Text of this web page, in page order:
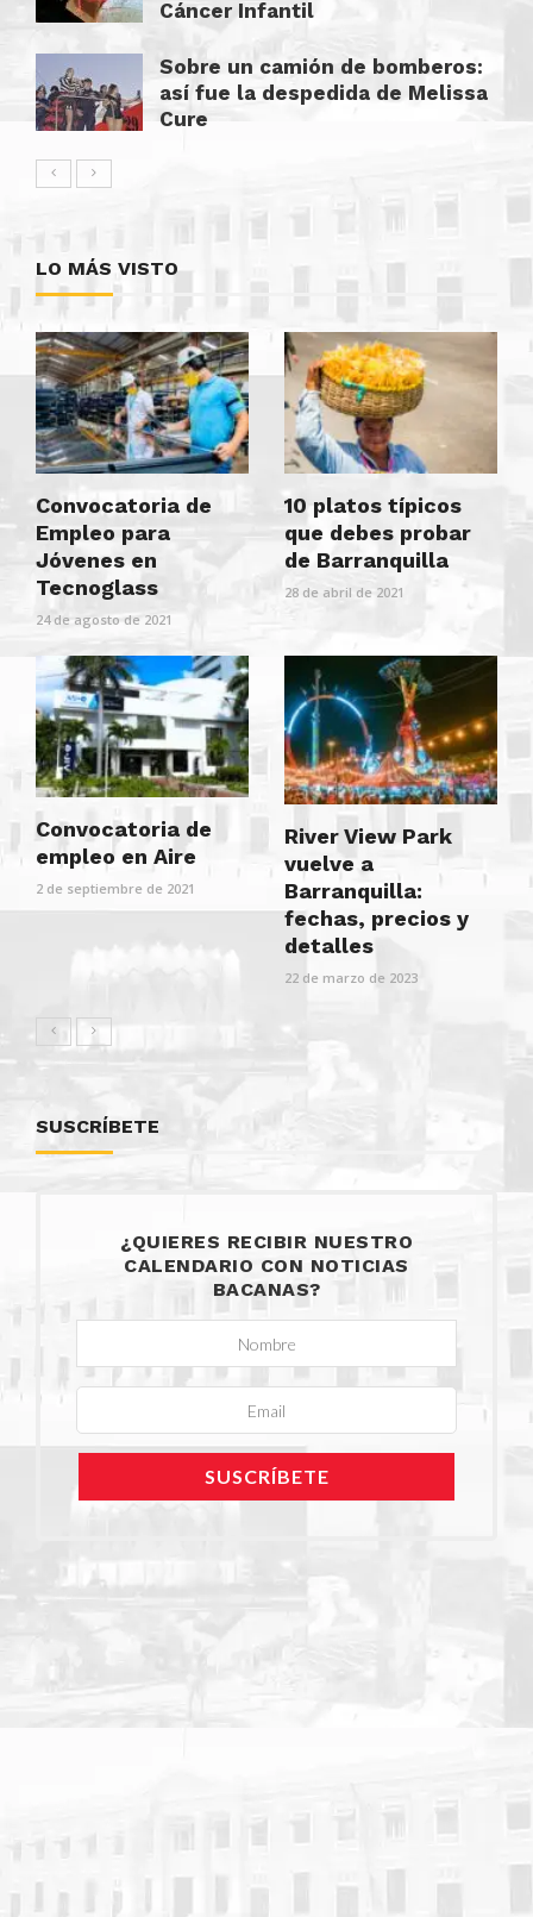
Cáncer Infantil
Sobre un camión de bomberos:
así fue la despedida de Melissa
Cure
LO MÁS VISTO
Convocatoria de
Empleo para
Jóvenes en
Tecnoglass
24 de agosto de 2021
10 platos típicos
que debes probar
de Barranquilla
28 de abril de 2021
Convocatoria de
empleo en Aire
2 de septiembre de 2021
River View Park
vuelve a
Barranquilla:
fechas, precios y
detalles
22 de marzo de 2023
SUSCRÍBETE
¿QUIERES RECIBIR NUESTRO
CALENDARIO CON NOTICIAS
BACANAS?